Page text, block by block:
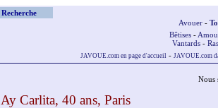
Recherche
Avouer -
Bêtises -
Vantards-
JAVOUE.com en page d'accueil - JAVOUE.com
Nous
Ay Carlita, 40 ans, Paris